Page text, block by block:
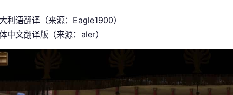
利语翻译（来源：Eagle1900）
中文翻译版（来源：aler）